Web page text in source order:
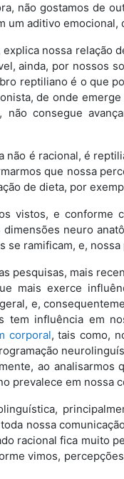
não gostamos de
um aditivo emocional,
nossa relação
ainda, por nossos
reptiliano é o que
de onde
consegue
não é racional, é
que nossa
de dieta, por
vistos, e conforme
neuro
se ramificam, e,
pesquisas, mais
mais exerce
e,
influência em
corporal, tais como,
ao
prevalece em nossa
nossa
racional fica muito
vimos,